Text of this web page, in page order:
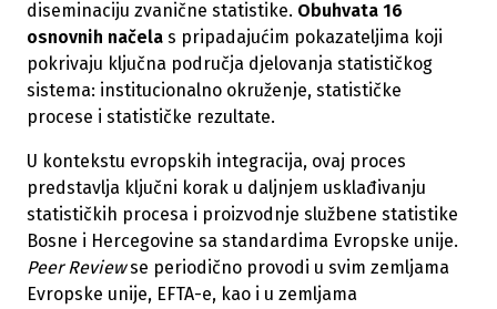
diseminaciju zvanične statistike. Obuhvata 16
osnovnih načela s pripadajućim pokazateljima koji
pokrivaju ključna područja djelovanja statističkog
sistema: institucionalno okruženje, statističke
procese i statističke rezultate.
U kontekstu evropskih integracija, ovaj proces
predstavlja ključni korak u daljnjem usklađivanju
statističkih procesa i proizvodnje službene statistike
Bosne i Hercegovine sa standardima Evropske unije.
Peer Reviewse periodično provodi u svim zemljama
Evropske unije, EFTA-e, kao i u zemljama